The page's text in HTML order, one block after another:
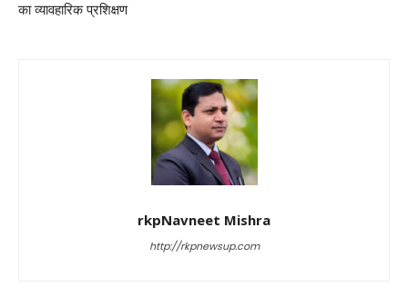
का व्यावहारिक प्रशिक्षण
rkpNavneet Mishra
http://rkpnewsup.com